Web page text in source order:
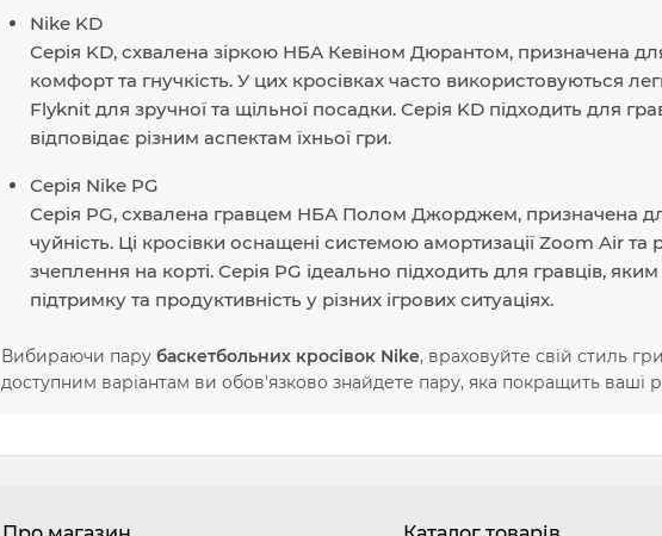
Nike KD
Серія KD, схвалена зіркою НБА Кевіном Дюрантом, призначена
комфорт та гнучкість. У цих кросівках часто використовуються
Flyknit для зручної та щільної посадки. Серія KD підходить для
відповідає різним аспектам їхньої гри.
Серія Nike PG
Серія PG, схвалена гравцем НБА Полом Джорджем, призначена для
чуйність. Ці кросівки оснащені системою амортизації Zoom Air
зчеплення на корті. Серія PG ідеально підходить для гравців,
підтримку та продуктивність у різних ігрових ситуаціях.
Вибираючи пару баскетбольних кросівок Nike, враховуйте свій стиль
доступним варіантам ви обов'язково знайдете пару, яка покращить ваші